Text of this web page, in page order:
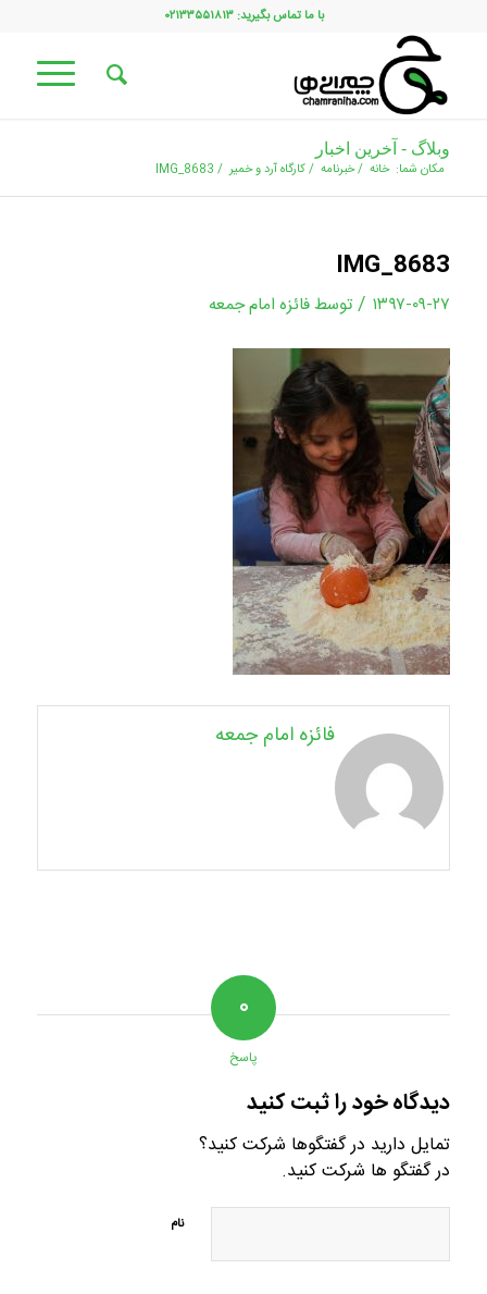
با ما تماس بگیرید: ۰۲۱۳۳۵۵۱۸۱۳
وبلاگ - آخرین اخبار
مکان شما: خانه /خبرنامه /کارگاه آرد و خمیر /
IMG_8683
IMG_8683
۱۳۹۷-۰۹-۲۷ / توسطفائزه امام جمعه
فائزه امام جمعه
۰
پاسخ
دیدگاه خود را ثبت کنید
تمایل دارید در گفتگوها شرکت کنید؟
در گفتگو ها شرکت کنید.
نام